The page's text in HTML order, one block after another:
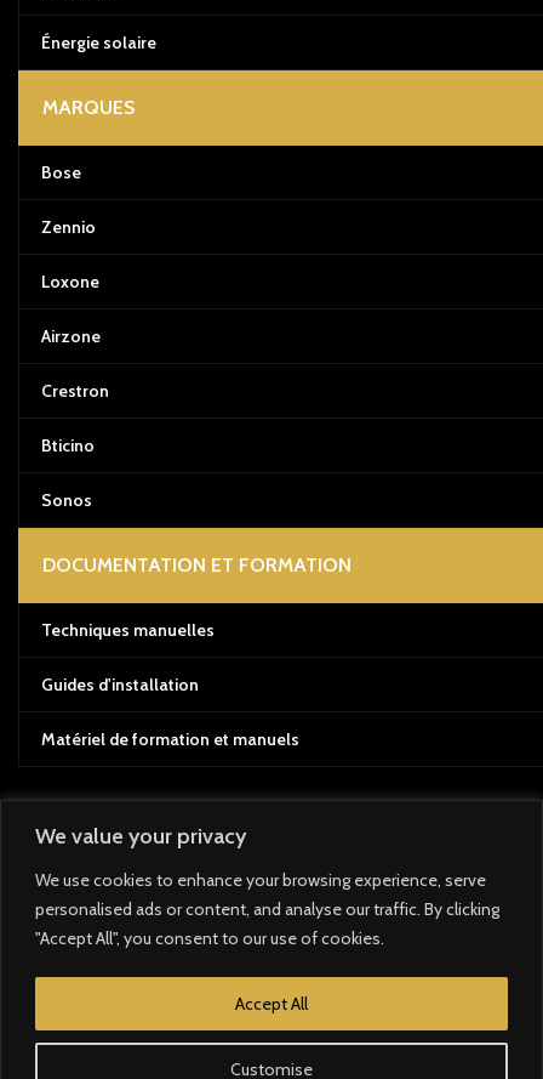
We value your privacy
We use cookies to enhance your browsing experience, serve
personalised ads or content, and analyse our traffic. By clicking
"Accept All", you consent to our use of cookies.
Customise
Accept All
Énergie solaire
MARQUES
Bose
Zennio
Loxone
Airzone
Crestron
Bticino
Sonos
DOCUMENTATION ET FORMATION
Techniques manuelles
Guides d'installation
Matériel de formation et manuels
Système de paiement :
Système d'expédition :